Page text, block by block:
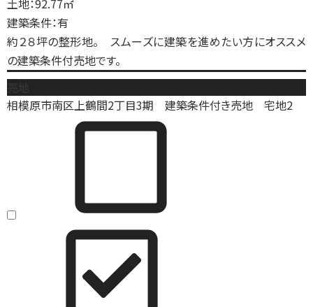
土地：92.77㎡
建築条件：有
約２８坪の整形地。 スムーズに建築を進めたい方にオススメ
の建築条件付売地です。
相模原市南区上鶴間2丁目3期 建築条件付き売地 宅地2